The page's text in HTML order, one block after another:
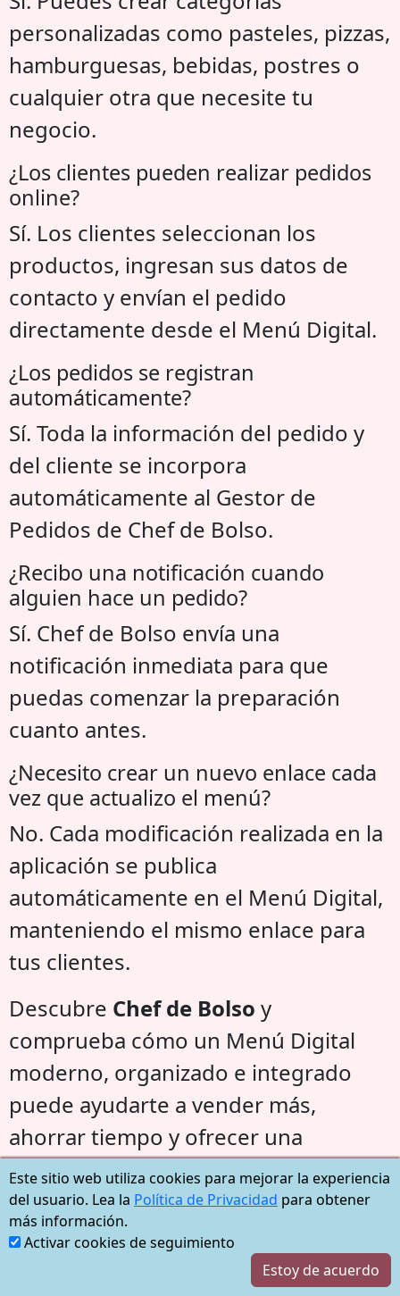
personalizadas como pasteles, pizzas,
hamburguesas, bebidas, postres o
cualquier otra que necesite tu
negocio.
¿Los clientes pueden realizar pedidos
online?
Sí. Los clientes seleccionan los
productos, ingresan sus datos de
contacto y envían el pedido
directamente desde el Menú Digital.
¿Los pedidos se registran
automáticamente?
Sí. Toda la información del pedido y
del cliente se incorpora
automáticamente al Gestor de
Pedidos de Chef de Bolso.
¿Recibo una notificación cuando
alguien hace un pedido?
Sí. Chef de Bolso envía una
notificación inmediata para que
puedas comenzar la preparación
cuanto antes.
¿Necesito crear un nuevo enlace cada
vez que actualizo el menú?
No. Cada modificación realizada en la
aplicación se publica
automáticamente en el Menú Digital,
manteniendo el mismo enlace para
tus clientes.
Descubre Chef de Bolso y
comprueba cómo un Menú Digital
moderno, organizado e integrado
puede ayudarte a vender más,
ahorrar tiempo y ofrecer una
experiencia profesional a tus clientes.
No lo dejes para después y instala
Este sitio web utiliza cookies para mejorar la experiencia
del usuario. Lea la Política de Privacidad para obtener
más información.
Activar cookies de seguimiento
Estoy de acuerdo